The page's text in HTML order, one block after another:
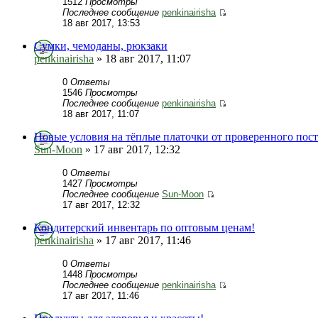
Последнее сообщение penkinairisha
18 авг 2017, 13:53
Сумки, чемоданы, рюкзаки
penkinairisha » 18 авг 2017, 11:07
0 Ответы
1546 Просмотры
Последнее сообщение penkinairisha
18 авг 2017, 11:07
Новые условия на тёплые платочки от проверенного
Sun-Moon » 17 авг 2017, 12:32
0 Ответы
1427 Просмотры
Последнее сообщение Sun-Moon
17 авг 2017, 12:32
Кондитерский инвентарь по оптовым ценам!
penkinairisha » 17 авг 2017, 11:46
0 Ответы
1448 Просмотры
Последнее сообщение penkinairisha
17 авг 2017, 11:46